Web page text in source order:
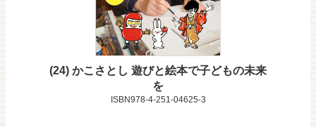
24 かこさとし 遊びと絵本で子どもの未来
を
ISBN978-4-251-04625-3